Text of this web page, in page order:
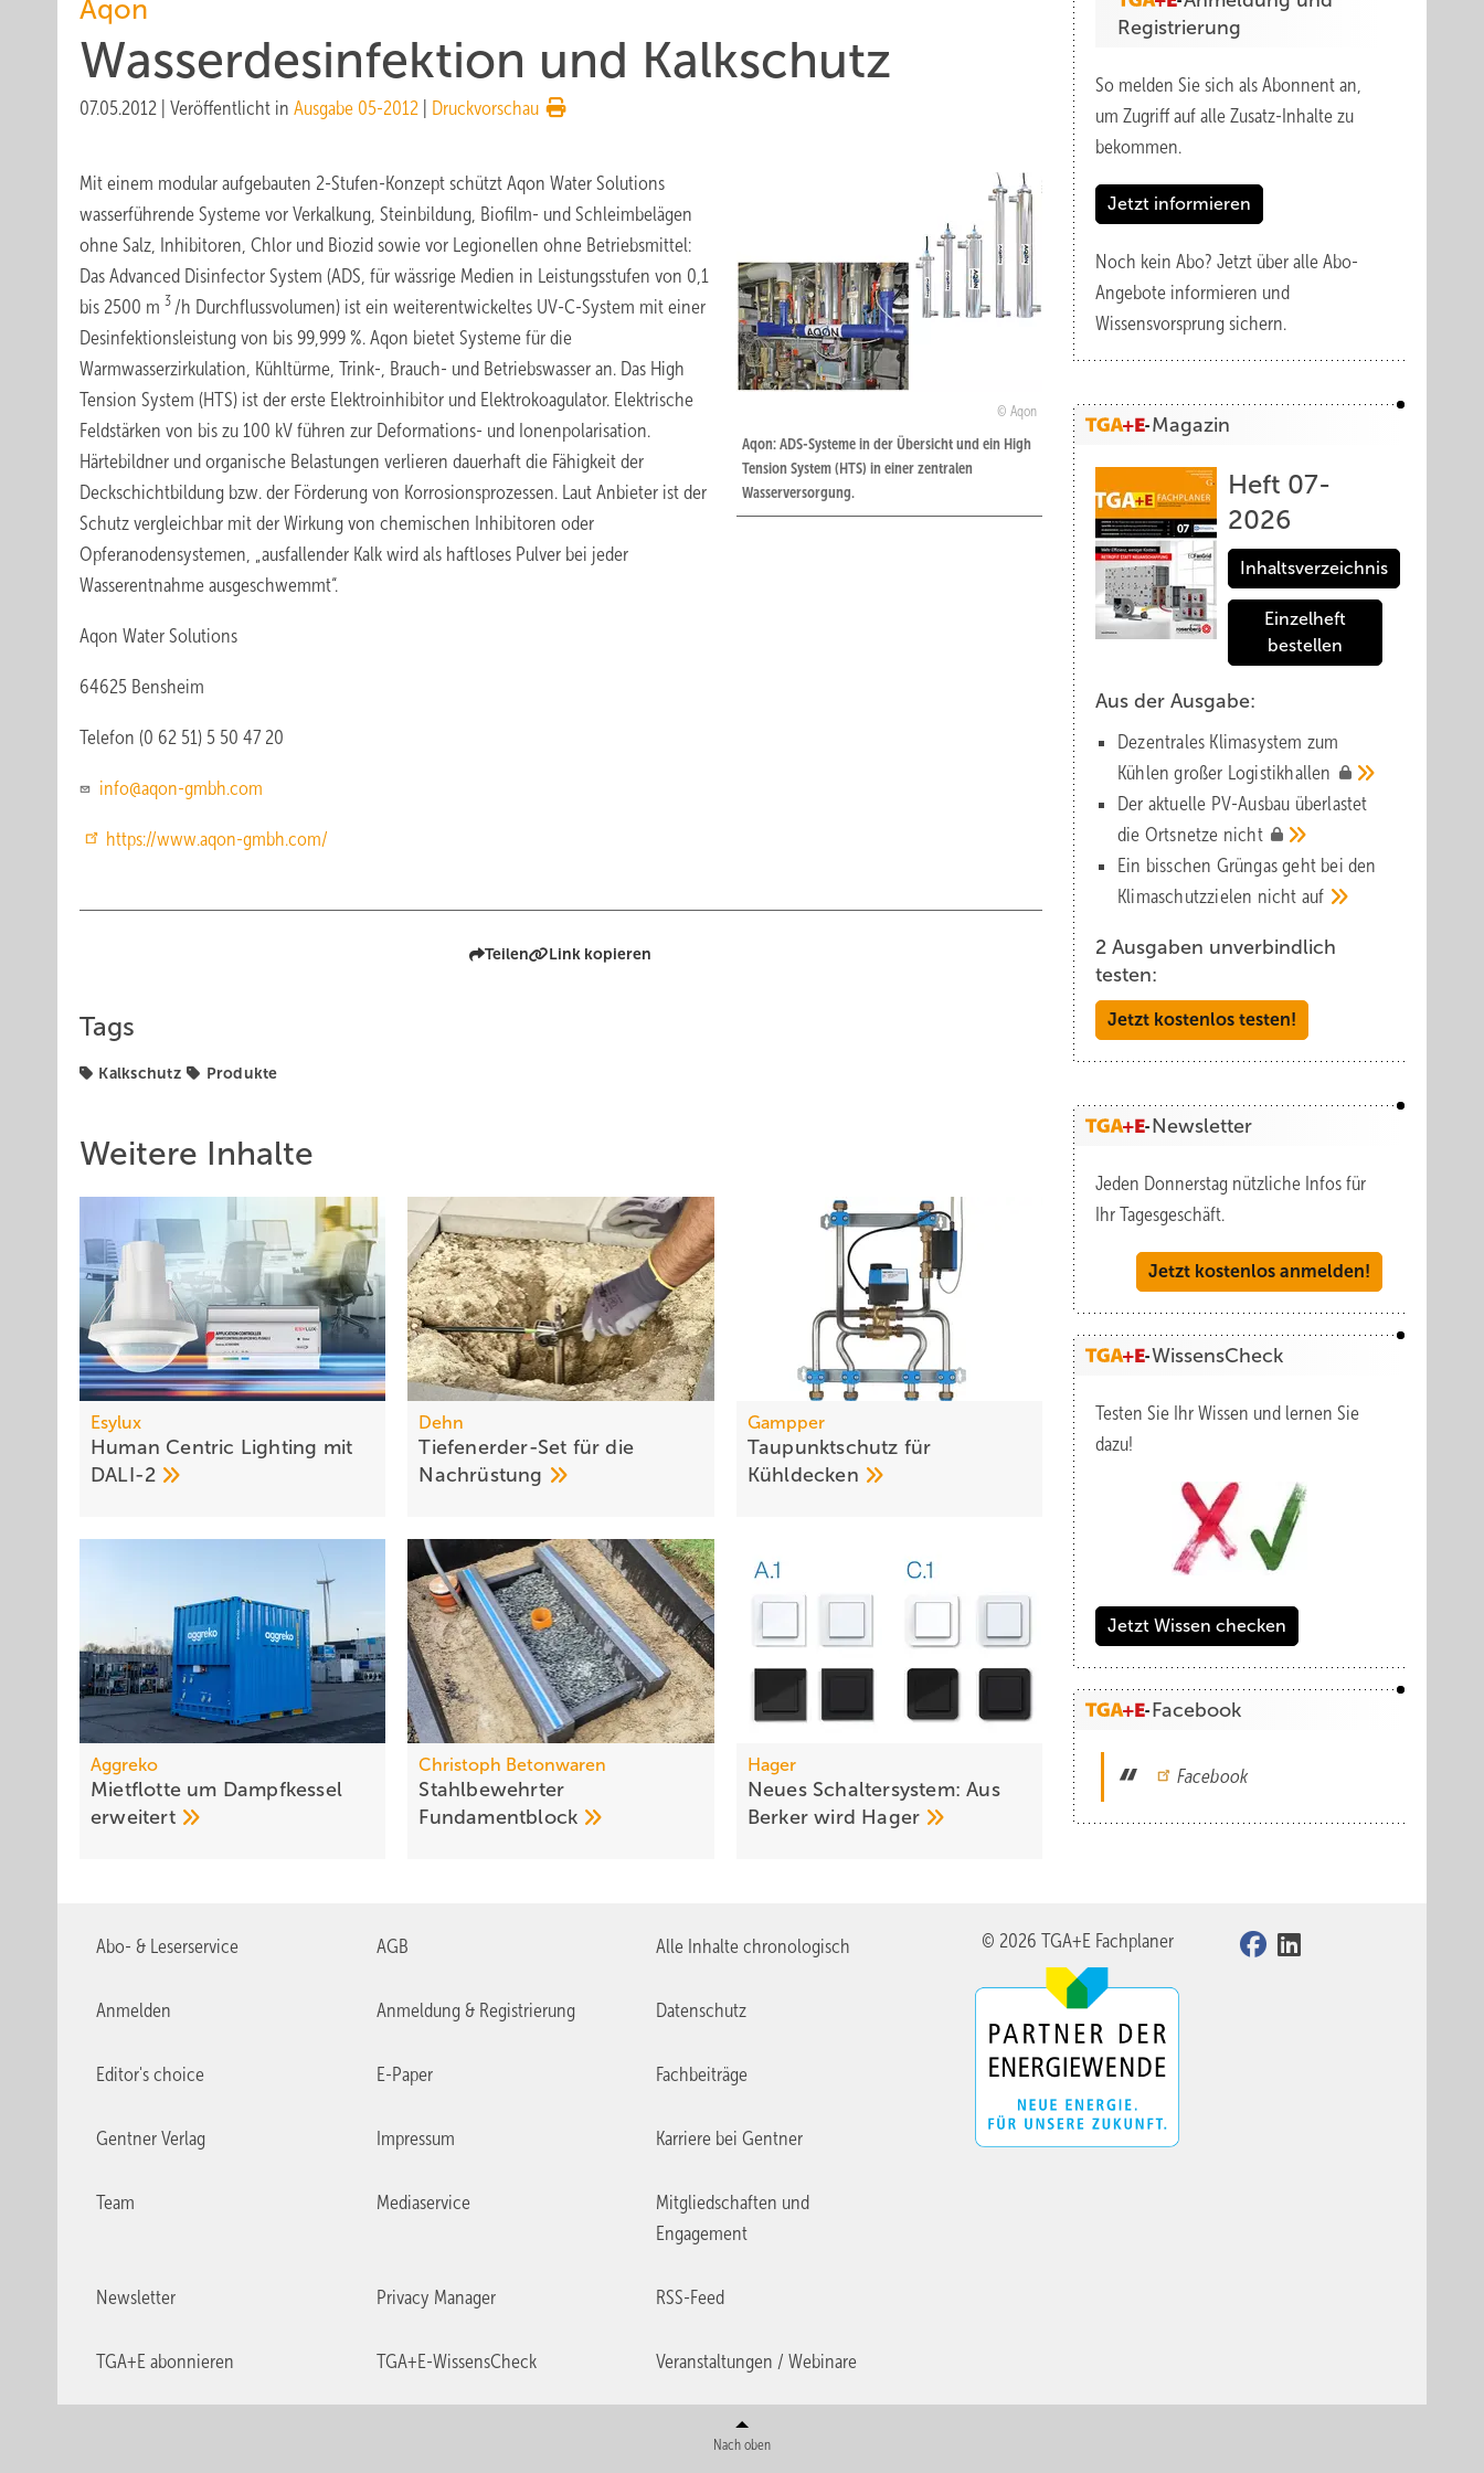
Aqon
Wasserdesinfektion und Kalkschutz
07.05.2012 Veröffentlicht in Ausgabe 05-2012 Druckvorschau
Aqon
Aqon: ADS-Systeme in der ­Übersicht und ein High
­Tension System (HTS) in einer zentralen
Wasserversorgung.
Mit einem modular aufgebauten 2-Stufen-Konzept schützt Aqon Water Solutions
wasserführende Systeme vor Verkalkung, Steinbildung, Biofilm- und Schleimbelägen
ohne Salz, Inhibitoren, Chlor und Biozid sowie vor Legionellen ohne Betriebsmittel:
Das Advanced Disinfector System (ADS, für wässrige Medien in Leistungsstufen von 0,1
bis 2500 m 3 /h Durchflussvolumen) ist ein weiterentwickeltes UV-C-System mit einer
Desinfektionsleistung von bis 99,999 %. Aqon bietet Systeme für die
Warmwasserzirkulation, Kühltürme, Trink-, Brauch- und Betriebswasser an. Das High
Tension System (HTS) ist der erste Elektroinhibitor und Elektrokoagulator. Elektrische
Feldstärken von bis zu 100 kV führen zur Deformations- und Ionenpolarisation.
Härtebildner und organische Belastungen verlieren dauerhaft die Fähigkeit der
Deckschichtbildung bzw. der Förderung von Korrosionsprozessen. Laut Anbieter ist der
Schutz vergleichbar mit der Wirkung von chemischen Inhibitoren oder
Opferanodensystemen, „ausfallender Kalk wird als haftloses Pulver bei jeder
Wasserentnahme ausgeschwemmt“.
Aqon Water Solutions
64625 Bensheim
Telefon (0 62 51) 5 50 47 20
info@aqon-gmbh.com
https://www.aqon-gmbh.com/
Teilen Link kopieren
Tags
Kalkschutz Produkte
Weitere Inhalte
Esylux
Human Centric Lighting mit
DALI-2
Dehn
Tiefenerder-Set für die
Nachrüstung
Gampper
Taupunktschutz für
Kühldecken
Aggreko
Mietflotte um Dampfkessel
erweitert
Christoph Betonwaren
Stahlbewehrter
Fundamentblock
Hager
Neues Schaltersystem: Aus
Berker wird Hager
Registrierung
So melden Sie sich als Abonnent an,
um Zugriff auf alle Zusatz-Inhalte zu
bekommen.
Jetzt informieren
Noch kein Abo? Jetzt über alle Abo-
Angebote informieren und
Wissensvorsprung sichern.
Magazin
Heft 07-
2026
Inhaltsverzeichnis
Einzelheft
bestellen
Aus der Ausgabe:
Dezentrales Klimasystem zum
Kühlen großer Logistik­hallen
Der aktuelle PV-Ausbau über­lastet
die Orts­netze nicht
Ein bisschen Grüngas geht bei den
Klima­schutz­zielen nicht auf
2 Ausgaben unverbindlich
testen:
Jetzt kostenlos testen!
Newsletter
Jeden Donnerstag nützliche Infos für
Ihr Tagesgeschäft.
Jetzt kostenlos anmelden!
WissensCheck
Testen Sie Ihr Wissen und lernen Sie
dazu!
Jetzt Wissen checken
Facebook
Facebook
Abo- & Leserservice AGB Alle Inhalte chronologisch
Anmelden Anmeldung & Registrierung Datenschutz
Editor's choice E-Paper Fachbeiträge
Gentner Verlag Impressum Karriere bei Gentner
Team Mediaservice
Mitgliedschaften und
Engagement
Newsletter Privacy Manager RSS-Feed
TGA+E abonnieren TGA+E-WissensCheck Veranstaltungen / Webinare
© 2026 TGA+E Fachplaner
Nach oben